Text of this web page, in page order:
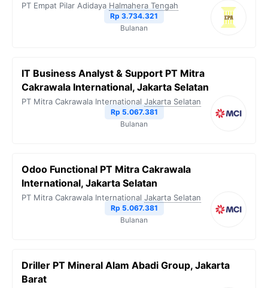
PT Empat Pilar Adidaya Halmahera Tengah
Rp 3.734.321
Bulanan
IT Business Analyst & Support PT Mitra
Cakrawala International, Jakarta Selatan
PT Mitra Cakrawala International Jakarta Selatan
Rp 5.067.381
Bulanan
Odoo Functional PT Mitra Cakrawala
International, Jakarta Selatan
PT Mitra Cakrawala International Jakarta Selatan
Rp 5.067.381
Bulanan
Driller PT Mineral Alam Abadi Group, Jakarta
Barat